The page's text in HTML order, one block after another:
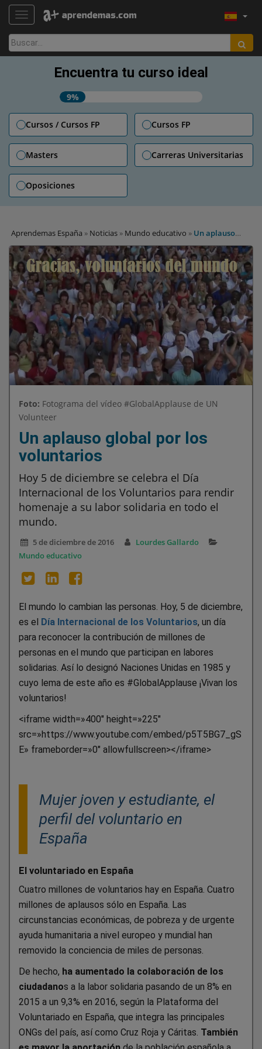
TOGGLE NAVIGATION
Buscar:
Encuentra tu curso ideal
9%
Cursos / Cursos FP Cursos FP
Masters Carreras Universitarias
Oposiciones
Aprendemas España » Noticias » Mundo educativo » Un aplauso
global por los voluntarios
Foto: Fotograma del vídeo #GlobalApplause de UN
Volunteer
Un aplauso global por los
voluntarios
Hoy 5 de diciembre se celebra el Día
Internacional de los Voluntarios para rendir
homenaje a su labor solidaria en todo el
mundo.
5 de diciembre de 2016
Lourdes Gallardo
Mundo educativo
El mundo lo cambian las personas. Hoy, 5 de diciembre,
es el Día Internacional de los Voluntarios, un día
para reconocer la contribución de millones de
personas en el mundo que participan en labores
solidarias. Así lo designó Naciones Unidas en 1985 y
cuyo lema de este año es #GlobalApplause ¡Vivan los
voluntarios!
<iframe width=»400″ height=»225″
src=»https://www.youtube.com/embed/p5T5BG7_gS
E» frameborder=»0″ allowfullscreen></iframe>
Mujer joven y estudiante, el
perfil del voluntario en
España
El voluntariado en España
Cuatro millones de voluntarios hay en España. Cuatro
millones de aplausos sólo en España. Las
circunstancias económicas, de pobreza y de urgente
ayuda humanitaria a nivel europeo y mundial han
removido la conciencia de miles de personas.
De hecho, ha aumentado la colaboración de los
ciudadanos a la labor solidaria pasando de un 8% en
2015 a un 9,3% en 2016, según la Plataforma del
Voluntariado en España, que integra las principales
ONGs del país, así como Cruz Roja y Cáritas. También